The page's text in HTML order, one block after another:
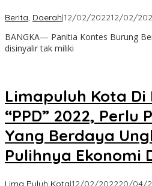
Berita, Daerah|12/02/202212/02/
BANGKA— Panitia Kontes Burung
disinyalir tak miliki
Limapuluh Kota Di
“PPD” 2022, Perlu
Yang Berdaya
Pulihnya Ekonomi
Lima Puluh Kota|12/02/202220/04/